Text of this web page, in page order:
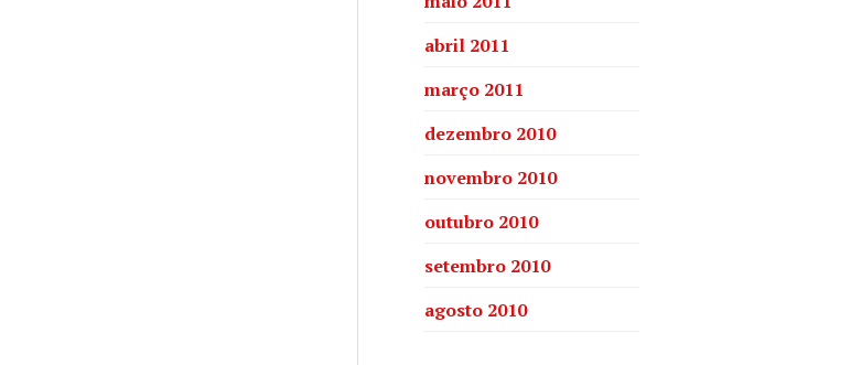
abril 2011
março 2011
dezembro 2010
novembro 2010
outubro 2010
setembro 2010
agosto 2010